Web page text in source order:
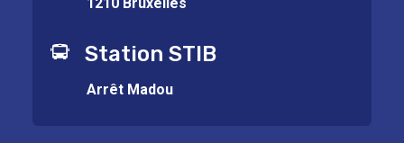
Station STIB
Arrêt Madou